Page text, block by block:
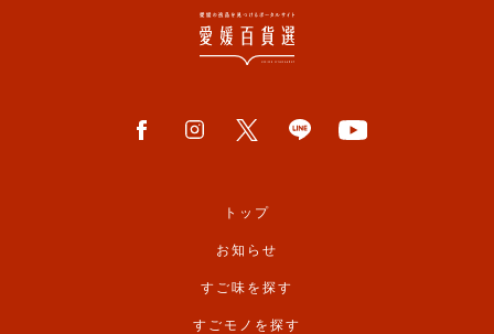
トップ
お知らせ
すご味を探す
すごモノを探す